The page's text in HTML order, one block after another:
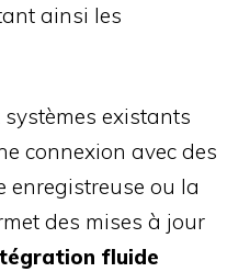
ainsi les
existants
connexion avec des
enregistreuse ou la
des mises à jour
fluide